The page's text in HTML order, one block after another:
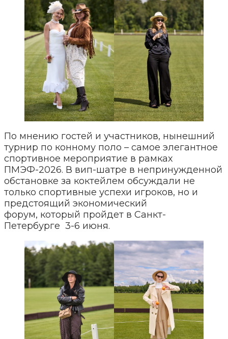
По мнению гостей и участников, нынешний
турнир по конному поло – самое элегантное
спортивное мероприятие в рамках
ПМЭФ-2026. В вип-шатре в непринужденной
обстановке за коктейлем обсуждали не
только спортивные успехи игроков, но и
предстоящий экономический
форум, который пройдет в Санкт-
Петербурге 3-6 июня.